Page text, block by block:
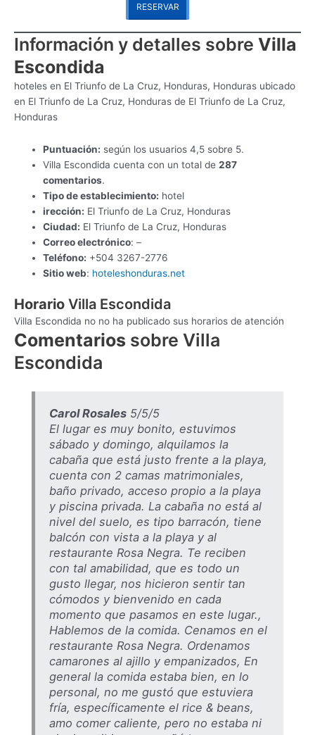
RESERVAR
Información y detalles sobre Villa
Escondida
hoteles en El Triunfo de La Cruz, Honduras, Honduras ubicado
en El Triunfo de La Cruz, Honduras de El Triunfo de La Cruz,
Honduras
Puntuación: según los usuarios 4,5 sobre 5.
Villa Escondida cuenta con un total de287
comentarios.
Tipo de establecimiento: hotel
irección: El Triunfo de La Cruz, Honduras
Ciudad: El Triunfo de La Cruz, Honduras
Correo electrónico: –
Teléfono: +504 3267-2776
Sitio web: hoteleshonduras.net
Horario Villa Escondida
Villa Escondida no no ha publicado sus horarios de atención
Comentarios sobre Villa
Escondida
Carol Rosales5/5/5
El lugar es muy bonito, estuvimos
sábado y domingo, alquilamos la
cabaña que está justo frente a la playa,
cuenta con 2 camas matrimoniales,
baño privado, acceso propio a la playa
y piscina privada. La cabaña no está al
nivel del suelo, es tipo barracón, tiene
balcón con vista a la playa y al
restaurante Rosa Negra. Te reciben
con tal amabilidad, que es todo un
gusto llegar, nos hicieron sentir tan
cómodos y bienvenido en cada
momento que pasamos en este lugar.,
Hablemos de la comida. Cenamos en el
restaurante Rosa Negra. Ordenamos
camarones al ajillo y empanizados, En
general la comida estaba bien, en lo
personal, no me gustó que estuviera
fría, específicamente el rice & beans,
amo comer caliente, pero no estaba ni